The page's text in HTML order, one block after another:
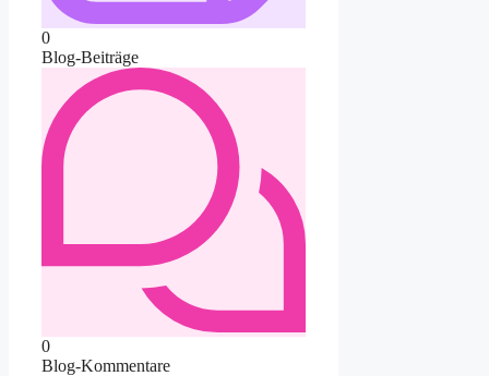
0
Blog-Beiträge
0
Blog-Kommentare